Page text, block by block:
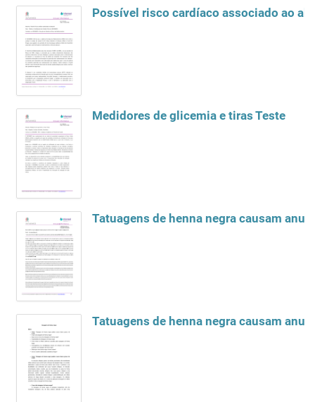
Possível risco cardíaco associado ao
Medidores de glicemia e tiras Teste
Tatuagens de henna negra causam
Tatuagens de henna negra causam